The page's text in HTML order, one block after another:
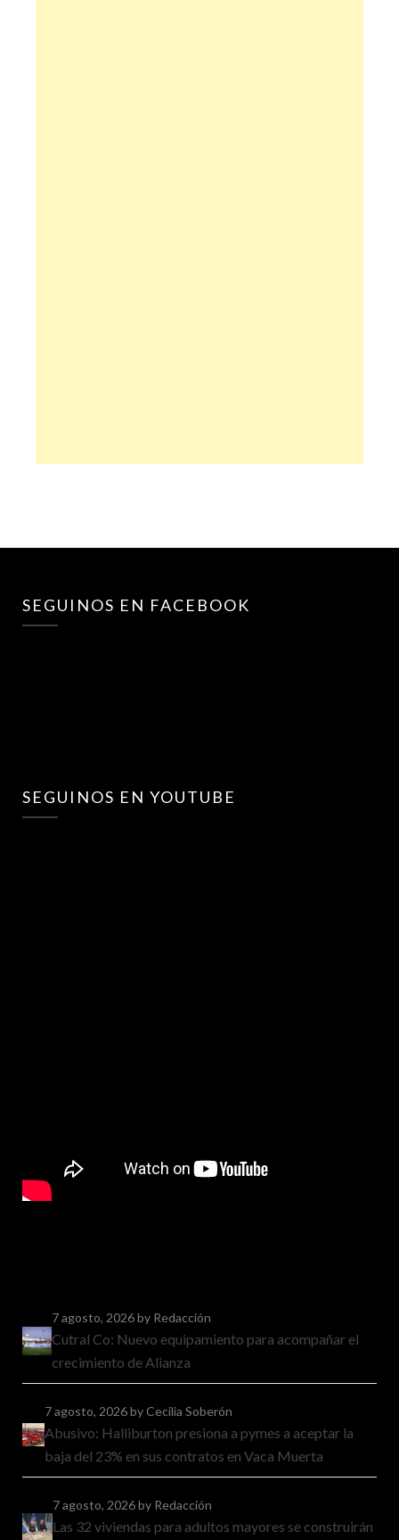
SEGUINOS EN FACEBOOK
SEGUINOS EN YOUTUBE
7 agosto, 2026by Redacción
Cutral Co: Nuevo equipamiento para acompañar el
crecimiento de Alianza
7 agosto, 2026by Cecilia Soberón
Abusivo: Halliburton presiona a pymes a aceptar la
baja del 23% en sus contratos en Vaca Muerta
7 agosto, 2026by Redacción
Las 32 viviendas para adultos mayores se construirán